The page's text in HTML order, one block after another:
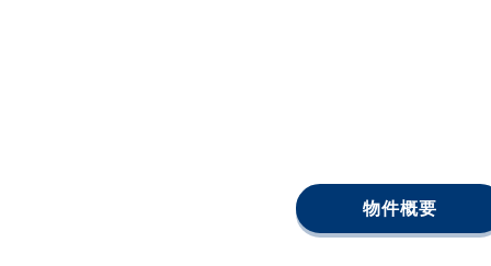
物件概要